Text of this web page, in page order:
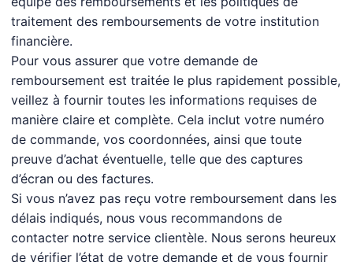
traitement des remboursements de votre institution
financière.
Pour vous assurer que votre demande de
remboursement est traitée le plus rapidement possible,
veillez à fournir toutes les informations requises de
manière claire et complète. Cela inclut votre numéro
de commande, vos coordonnées, ainsi que toute
preuve d’achat éventuelle, telle que des captures
d’écran ou des factures.
Si vous n’avez pas reçu votre remboursement dans les
délais indiqués, nous vous recommandons de
contacter notre service clientèle. Nous serons heureux
de vérifier l’état de votre demande et de vous fournir